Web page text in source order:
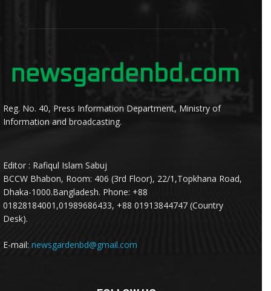
Reg. No. 40, Press Information Department, Ministry of
Information and broadcasting.
Editor : Rafiqul Islam Sabuj
BCCW Bhabon, Room: 406 (3rd Floor), 22/1,Topkhana Road,
Dhaka-1000.Bangladesh. Phone: +88
01828184001,01989686433, +88 01913844747 (Country
Desk).
E-mail: newsgardenbd@gmail.com